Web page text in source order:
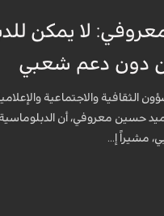
لا يمكن
دون دعم شعبي
الثقافية والاجتماعية
حسين معروفي، أن
مشيراً إ...